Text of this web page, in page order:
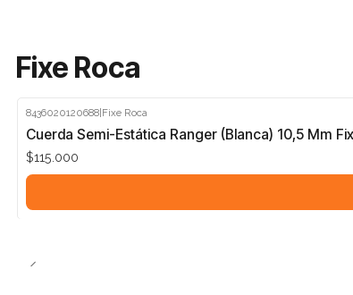
Fixe Roca
8436020120688| Fixe Roca
Cuerda Semi-Estática Ranger (Blanca) 10,5 Mm
$115.000